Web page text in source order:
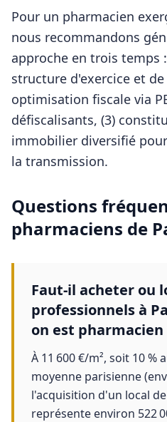
Pour un pharmacien
nous recommandons
approche en trois temps
structure d'exercice et
optimisation fiscale via
défiscalisants, (3)
immobilier diversifié
la transmission.
Questions
pharmaciens de
Faut-il acheter ou
professionnels à
on est pharmacien
À 11 600 €/m², soit 10 %
moyenne parisienne
l'acquisition d'un local
représente environ 522